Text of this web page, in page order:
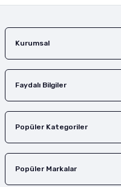
Kurumsal
Faydalı Bilgiler
Popüler Kategoriler
Popüler Markalar